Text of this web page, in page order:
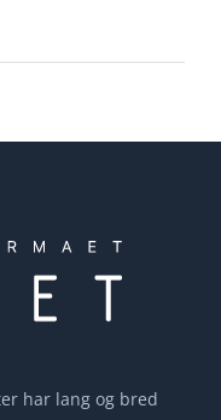
har lang og bred